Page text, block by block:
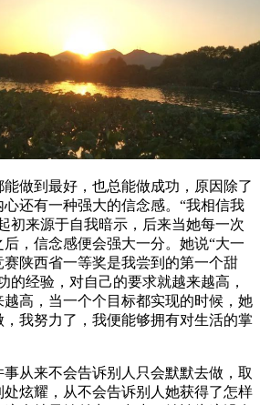
到最好，也总能做成功，原因除了
还有一种强大的信念感。“我相信我
初来源于自我暗示，后来当她每一次
，信念感便会强大一分。她说“大一
陕西省一等奖是我尝到的第一个甜
的经验，对自己的要求就越来越高，
高，当一个个目标都实现的时候，她
我努力了，我便能够拥有对生活的掌
来不会告诉别人只会默默去做，取
炫耀，从不会告诉别人她获得了怎样